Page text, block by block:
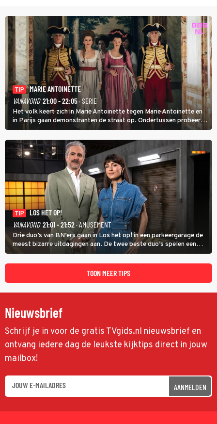
TIP
MARIE ANTOINETTE
VANAVOND 21:00 - 22:05· SERIE
Het volk keert zich in Marie Antoinette tegen Marie Antoinette en
in Parijs gaan demonstranten de straat op. Ondertussen probeert
Marie Antoinette landgoed Saint-Cloud te kopen. Ze wil daar haar
kinderen veilig laten opgroeien.
TIP
LOS HET OP!
VANAVOND 21:01 - 21:52· AMUSEMENT
Drie duo’s van BN’ers gaan in Los het op! in een parkeergarage de
meest bizarre uitdagingen aan. De twee beste duo’s spelen een
onderlinge finale. Met in deze aflevering onder anderen cabaretiers
Nabil Aoulad Ayad en Annick Boer.
TOON MEER TIPS
Nieuwsbrief
Schrijf je in voor de gratis TVgids.nl nieuwsbrief en
ontvang iedere dag de leukste kijktips direct in jouw
mailbox!
AANMELDEN